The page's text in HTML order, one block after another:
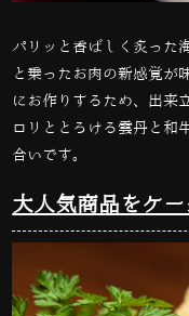
パリッと香ばしく炙った
と乗ったお肉の新感覚が
にお作りするため、出来
ロリととろける雲丹と和
合いです。
大人気商品をケ